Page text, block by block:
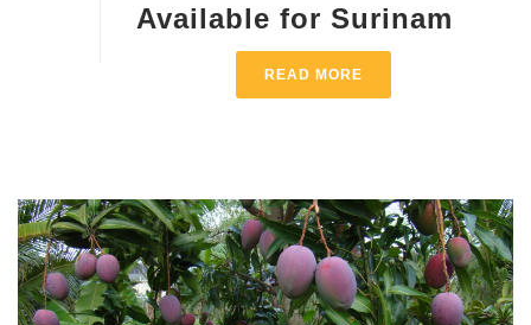
Available for Surinam
READ MORE